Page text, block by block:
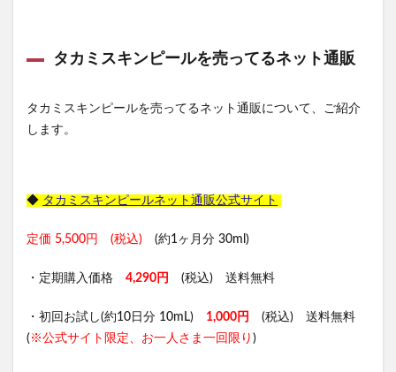
タカミスキンピールを売ってるネット通販
タカミスキンピールを売ってるネット通販について、ご紹介
します。
◆ タカミスキンピールネット通販公式サイト
定価 5,500円 (税込) (約1ヶ月分 30ml)
・定期購入価格 4,290円 (税込) 送料無料
・初回お試し(約10日分 10mL) 1,000円
(税込) 送料無料
( ※公式サイト限定、お一人さま一回限り )